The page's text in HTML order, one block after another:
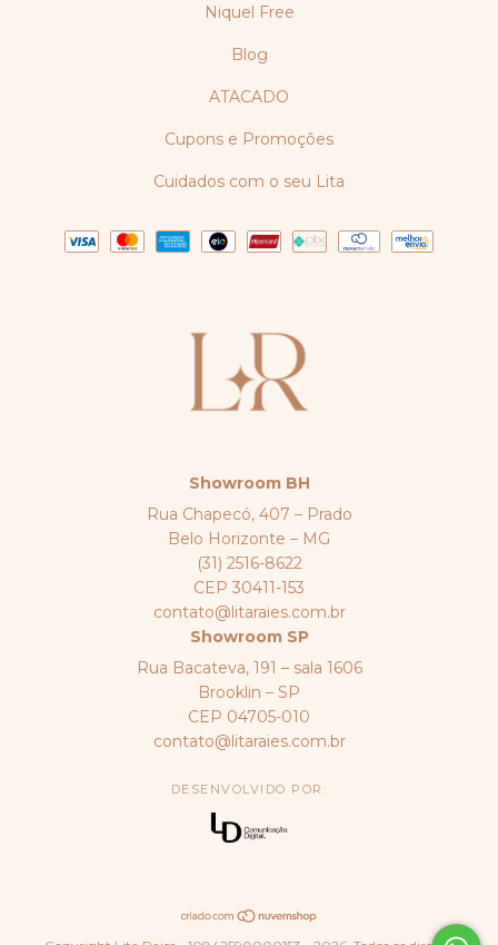
Niquel Free
Blog
ATACADO
Cupons e Promoções
Cuidados com o seu Lita
Showroom BH
Rua Chapecó, 407 – Prado
Belo Horizonte – MG
(31) 2516-8622
CEP 30411-153
contato@litaraies.com.br
Showroom SP
Rua Bacateva, 191 – sala 1606
Brooklin – SP
CEP 04705-010
contato@litaraies.com.br
DESENVOLVIDO POR: